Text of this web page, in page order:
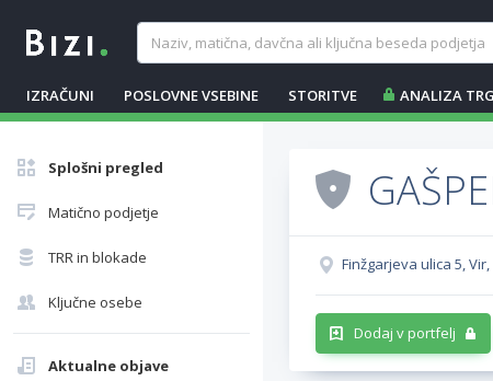
IZRAČUNI POSLOVNE VSEBINE STORITVE ANALIZA
Splošni pregled
Matično podjetje
TRR in blokade
Ključne osebe
Aktualne objave
Finžgarjeva ulica 5,
Dodaj v portfelj